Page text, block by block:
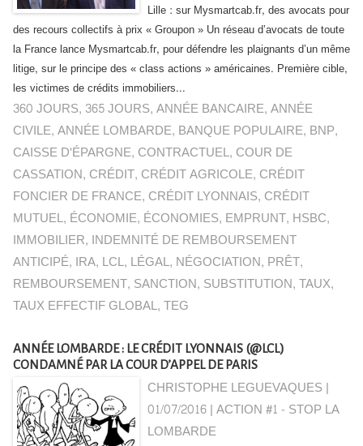
Lille : sur Mysmartcab.fr, des avocats pour
des recours collectifs à prix « Groupon » Un réseau d’avocats de toute
la France lance Mysmartcab.fr, pour défendre les plaignants d’un même
litige, sur le principe des « class actions » américaines. Première cible,
les victimes de crédits immobiliers...
360 JOURS, 365 JOURS,ANNÉE BANCAIRE,ANNÉE
CIVILE,ANNÉE LOMBARDE, BANQUE POPULAIRE, BNP,
CAISSE D'ÉPARGNE, CONTRACTUEL, COUR DE
CASSATION, CRÉDIT, CRÉDIT AGRICOLE, CRÉDIT
FONCIER DE FRANCE, CRÉDIT LYONNAIS, CRÉDIT
MUTUEL, ÉCONOMIE, ÉCONOMIES, EMPRUNT, HSBC,
IMMOBILIER, INDEMNITÉ DE REMBOURSEMENT
ANTICIPÉ, IRA, LCL, LÉGAL, NÉGOCIATION, PRÊT,
REMBOURSEMENT, SANCTION, SUBSTITUTION,TAUX,
TAUX EFFECTIF GLOBAL,TEG
ANNÉE LOMBARDE : LE CRÉDIT LYONNAIS (@LCL)
CONDAMNÉ PAR LA COUR D’APPEL DE PARIS
CHRISTOPHE LEGUEVAQUES |
01/07/2016|ACTION #1 - STOP LA
LOMBARDE